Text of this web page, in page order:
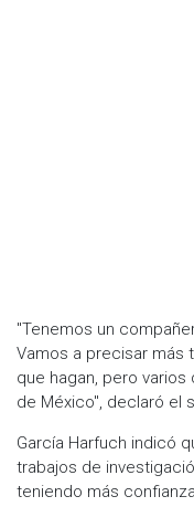
"Tenemos un
Vamos a precisar más
que hagan, pero
de México", declaró el
García Harfuch indicó
trabajos de
teniendo más